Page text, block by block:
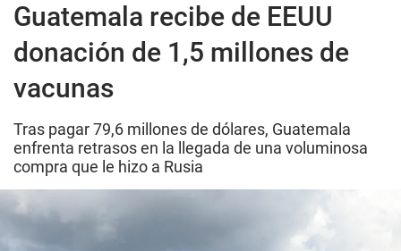
Guatemala recibe de EEUU
donación de 1,5 millones de
vacunas
Tras pagar 79,6 millones de dólares, Guatemala
enfrenta retrasos en la llegada de una voluminosa
compra que le hizo a Rusia